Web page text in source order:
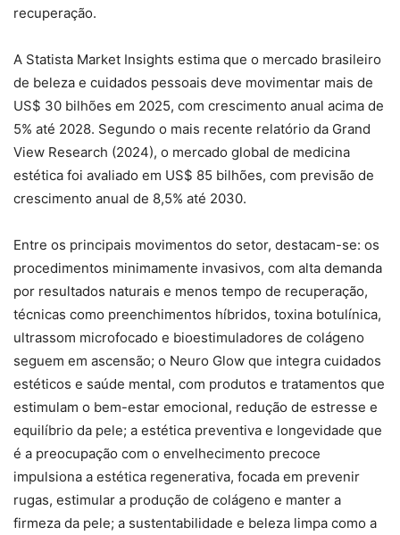
recuperação.
A Statista Market Insights estima que o mercado brasileiro
de beleza e cuidados pessoais deve movimentar mais de
US$ 30 bilhões em 2025, com crescimento anual acima de
5% até 2028. Segundo o mais recente relatório da Grand
View Research (2024), o mercado global de medicina
estética foi avaliado em US$ 85 bilhões, com previsão de
crescimento anual de 8,5% até 2030.
Entre os principais movimentos do setor, destacam-se: os
procedimentos minimamente invasivos, com alta demanda
por resultados naturais e menos tempo de recuperação,
técnicas como preenchimentos híbridos, toxina botulínica,
ultrassom microfocado e bioestimuladores de colágeno
seguem em ascensão; o Neuro Glow que integra cuidados
estéticos e saúde mental, com produtos e tratamentos que
estimulam o bem-estar emocional, redução de estresse e
equilíbrio da pele; a estética preventiva e longevidade que
é a preocupação com o envelhecimento precoce
impulsiona a estética regenerativa, focada em prevenir
rugas, estimular a produção de colágeno e manter a
firmeza da pele; a sustentabilidade e beleza limpa como a